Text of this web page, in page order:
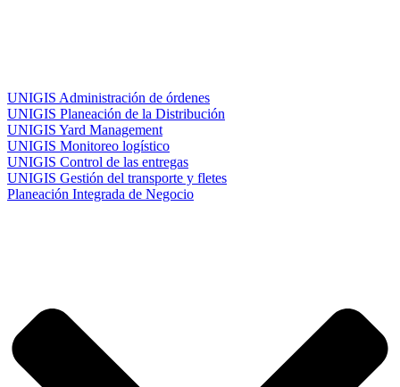
UNIGIS Administración de órdenes
UNIGIS Planeación de la Distribución
UNIGIS Yard Management
UNIGIS Monitoreo logístico
UNIGIS Control de las entregas
UNIGIS Gestión del transporte y fletes
Planeación Integrada de Negocio